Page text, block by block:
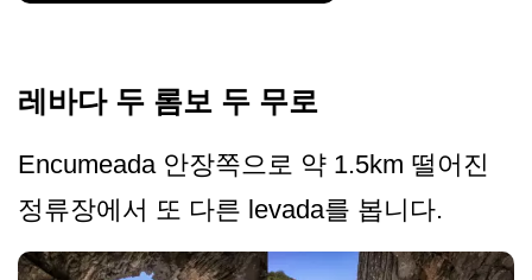
레바다 두 롬보 두 무로
Encumeada 안장쪽으로 약 1.5km 떨어진
정류장에서 또 다른 levada를 봅니다.